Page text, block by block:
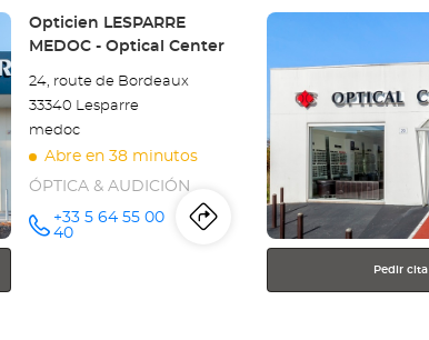
Opticien
CRÉON
Optical
Center
Tienda:
Opticien LESPARRE
MEDOC - Optical Center
24, route de Bordeaux
33340 Lesparre
medoc
Abre en 38 minutos
ÓPTICA & AUDICIÓN
número
+33 5 64 55 00
40
Itinerario
a
Pulse
para
obtener
más
información
Pedir cita